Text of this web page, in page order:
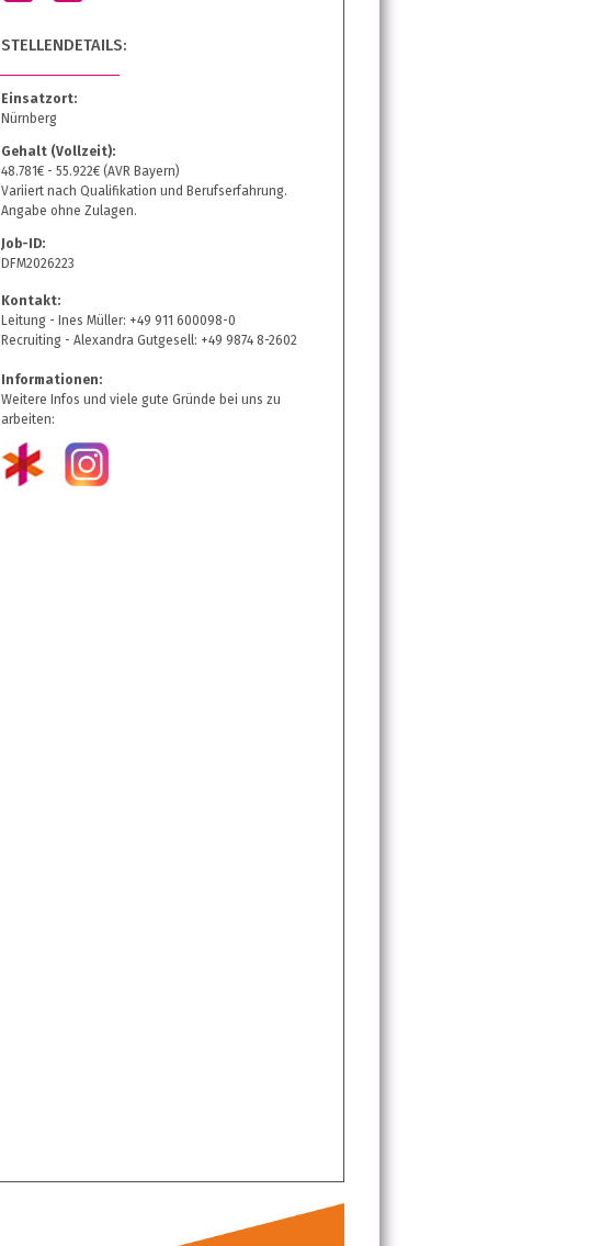
STELLENDETAILS:
Einsatzort:
Nürnberg
Gehalt (Vollzeit):
48.781€ - 55.922€ (AVR Bayern)
Variiert nach Qualifikation und Berufserfahrung.
Angabe ohne Zulagen.
Job-ID:
DFM2026223
Kontakt:
Leitung - Ines Müller: +49 911 600098-0
Recruiting - Alexandra Gutgesell: +49 9874 8-2602
Informationen:
Weitere Infos und viele gute Gründe bei uns zu
arbeiten: